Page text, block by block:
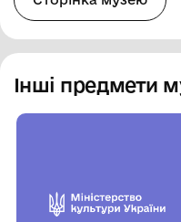
Інші предмети